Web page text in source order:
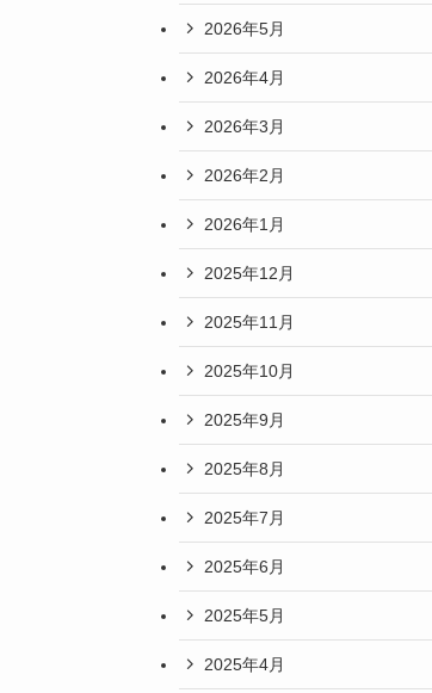
2026年5月
2026年4月
2026年3月
2026年2月
2026年1月
2025年12月
2025年11月
2025年10月
2025年9月
2025年8月
2025年7月
2025年6月
2025年5月
2025年4月